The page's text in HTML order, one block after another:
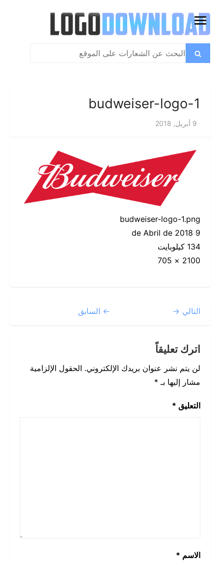
إلى
المحتوى
فتح
بحث
عن:
بحث
budweiser-logo-1
9 أبريل, 2018
budweiser-logo-1.png
9 de Abril de 2018
134 كيلوبايت
2100 × 705
← السابق التالي →
اترك تعليقاً
لن يتم نشر عنوان بريدك الإلكتروني. الحقول الإلزامية
مشار إليها بـ *
التعليق *
الاسم *